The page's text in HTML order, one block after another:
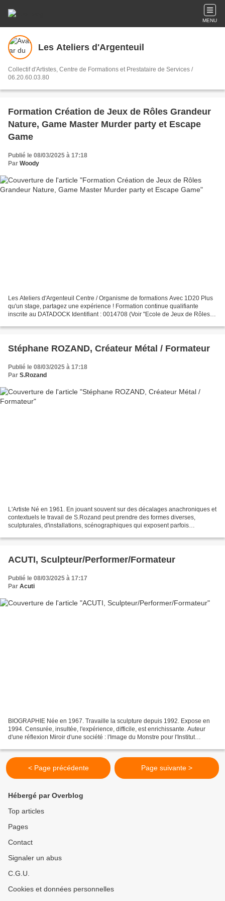
MENU
Les Ateliers d'Argenteuil
Collectif d'Artistes, Centre de Formations et Prestataire de Services /
06.20.60.03.80
Formation Création de Jeux de Rôles Grandeur
Nature, Game Master Murder party et Escape
Game
Publié le 08/03/2025 à 17:18
Par Woody
Les Ateliers d'Argenteuil Centre / Organisme de formations Avec 1D20 Plus
qu'un stage, partagez une expérience ! Formation continue qualifiante
inscrite au DATADOCK Identifiant : 0014708 (Voir "Ecole de Jeux de Rôles
Stéphane ROZAND, Créateur Métal / Formateur
Publié le 08/03/2025 à 17:18
Par S.Rozand
L'Artiste Né en 1961. En jouant souvent sur des décalages anachroniques et
contextuels le travail de S.Rozand peut prendre des formes diverses,
sculpturales, d'installations, scénographiques qui exposent parfois
ACUTI, Sculpteur/Performer/Formateur
Publié le 08/03/2025 à 17:17
Par Acuti
BIOGRAPHIE Née en 1967. Travaille la sculpture depuis 1992. Expose en
1994. Censurée, insultée, l'expérience, difficile, est enrichissante. Auteur
d'une réflexion Miroir d'une société : l'Image du Monstre pour l'Institut
< Page précédente Page suivante >
Hébergé par Overblog
Top articles
Pages
Contact
Signaler un abus
C.G.U.
Cookies et données personnelles